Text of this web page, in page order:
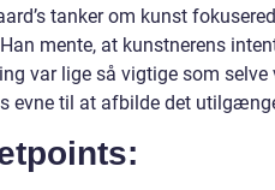
tanker om kunst
mente, at kunstnerens
var lige så vigtige som
evne til at afbilde det